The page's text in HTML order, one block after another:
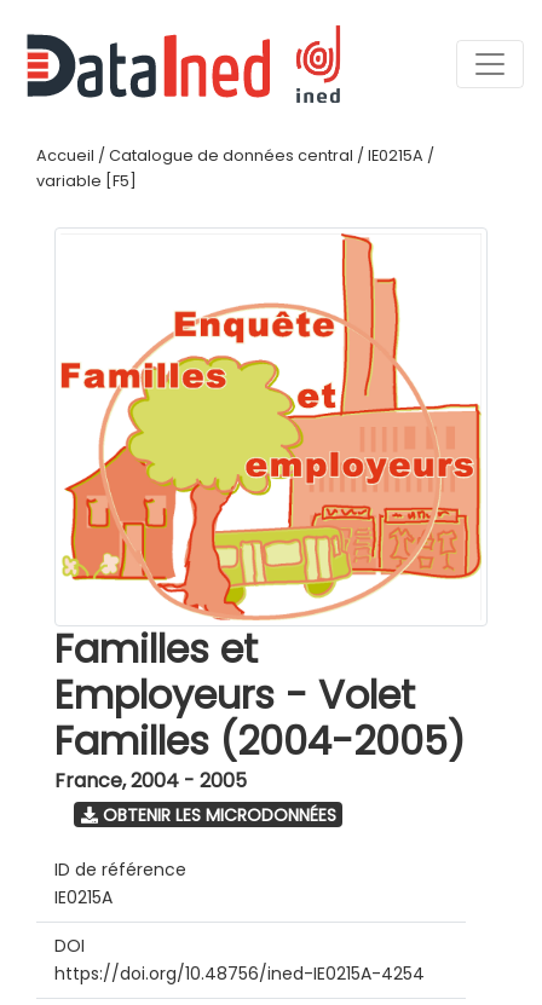
Accueil / Catalogue de données central / IE0215A /
variable [F5]
Familles et
Employeurs - Volet
Familles (2004-2005)
France,2004 - 2005
OBTENIR LES MICRODONNÉES
ID de référence
IE0215A
DOI
https://doi.org/10.48756/ined-IE0215A-4254